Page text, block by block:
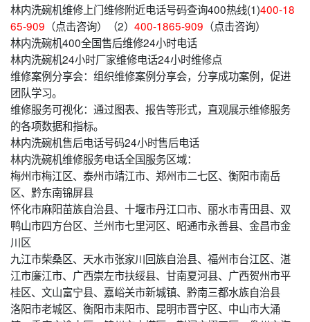
林内洗碗机维修上门维修附近电话号码查询400热线(1)400-18
65-909 （点击咨询）（2） 400-1865-909 （点击咨询）
林内洗碗机400全国售后维修24小时电话
林内洗碗机24小时厂家维修电话24小时维修点
维修案例分享会：组织维修案例分享会，分享成功案例，促进
团队学习。
维修服务可视化：通过图表、报告等形式，直观展示维修服务
的各项数据和指标。
林内洗碗机售后电话号码24小时售后电话
林内洗碗机维修服务电话全国服务区域：
梅州市梅江区、泰州市靖江市、郑州市二七区、衡阳市南岳
区、黔东南锦屏县
怀化市麻阳苗族自治县、十堰市丹江口市、丽水市青田县、双
鸭山市四方台区、兰州市七里河区、昭通市永善县、金昌市金
川区
九江市柴桑区、天水市张家川回族自治县、福州市台江区、湛
江市廉江市、广西崇左市扶绥县、甘南夏河县、广西贺州市平
桂区、文山富宁县、嘉峪关市新城镇、黔南三都水族自治县
洛阳市老城区、衡阳市耒阳市、昆明市晋宁区、中山市大涌